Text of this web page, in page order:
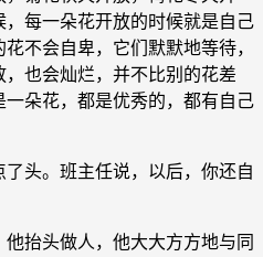
每一朵花开放的时候就是自己
不会自卑，它们默默地等待，
也会灿烂，并不比别的花差
朵花，都是优秀的，都有自己
头。班主任说，以后，你还自
抬头做人，他大大方方地与同